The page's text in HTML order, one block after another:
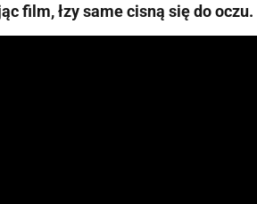
film, łzy same cisną się do oczu.